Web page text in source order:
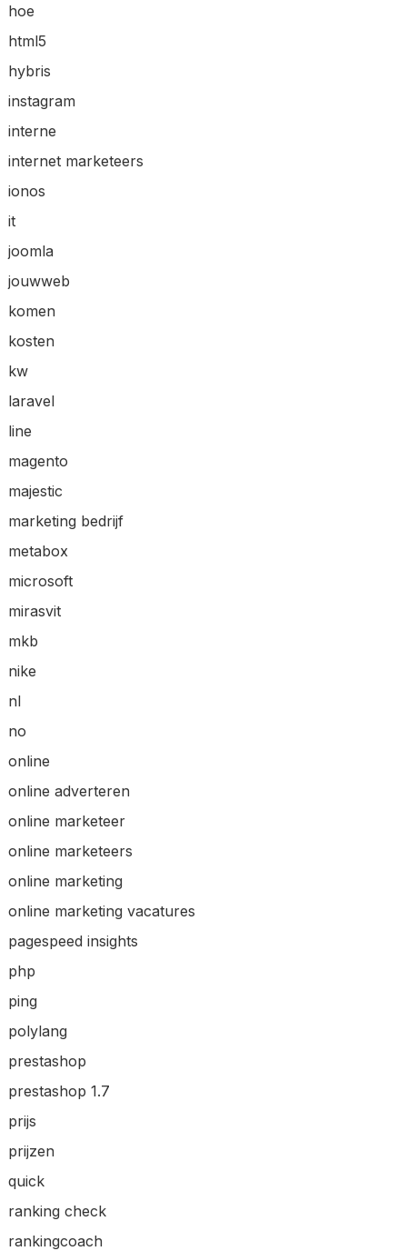
hoe
html5
hybris
instagram
interne
internet marketeers
ionos
it
joomla
jouwweb
komen
kosten
kw
laravel
line
magento
majestic
marketing bedrijf
metabox
microsoft
mirasvit
mkb
nike
nl
no
online
online adverteren
online marketeer
online marketeers
online marketing
online marketing vacatures
pagespeed insights
php
ping
polylang
prestashop
prestashop 1.7
prijs
prijzen
quick
ranking check
rankingcoach